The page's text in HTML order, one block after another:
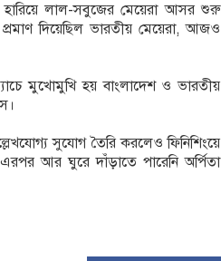
লাল-সবুজের মেয়েরা আসর শুরু
দিয়েছিল ভারতীয় মেয়েরা, আজও
মুখোমুখি হয় বাংলাদেশ ও ভারতীয়
সুযোগ তৈরি করলেও ফিনিশিংয়ে
আর ঘুরে দাঁড়াতে পারেনি অর্পিতা